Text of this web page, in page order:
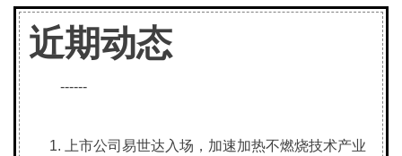
近期动态
------
上市公司易世达入场，加速加热不燃烧技术产业